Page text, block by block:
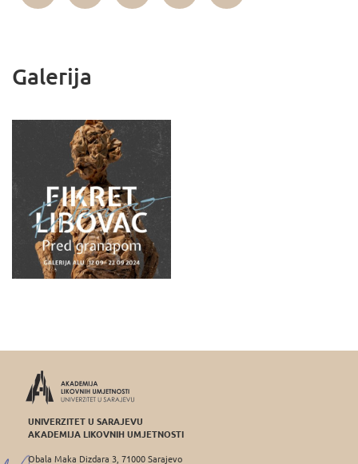
Galerija
UNIVERZITET U SARAJEVU
AKADEMIJA LIKOVNIH UMJETNOSTI
Obala Maka Dizdara 3, 71000 Sarajevo